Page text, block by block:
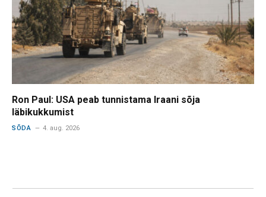
Ron Paul: USA peab tunnistama Iraani sõja
läbikukkumist
SÕDA 4. aug. 2026